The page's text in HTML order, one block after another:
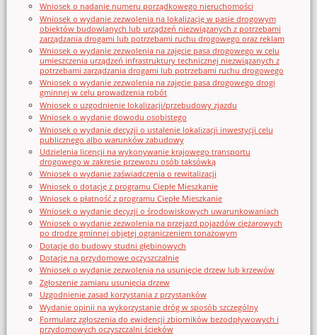
Wniosek o nadanie numeru porządkowego nieruchomości
Wniosek o wydanie zezwolenia na lokalizację w pasie drogowym
obiektów budowlanych lub urządzeń niezwiązanych z potrzebami
zarządzania drogami lub potrzebami ruchu drogowego oraz reklam
Wniosek o wydanie zezwolenia na zajęcie pasa drogowego w celu
umieszczenia urządzeń infrastruktury technicznej niezwiązanych z
potrzebami zarządzania drogami lub potrzebami ruchu drogowego
Wniosek o wydanie zezwolenia na zajęcie pasa drogowego drogi
gminnej w celu prowadzenia robót
Wniosek o uzgodnienie lokalizacji/przebudowy zjazdu
Wniosek o wydanie dowodu osobistego
Wniosek o wydanie decyzji o ustalenie lokalizacji inwestycji celu
publicznego albo warunków zabudowy
Udzielenia licencji na wykonywanie krajowego transportu
drogowego w zakresie przewozu osób taksówką
Wniosek o wydanie zaświadczenia o rewitalizacji
Wniosek o dotację z programu Ciepłe Mieszkanie
Wniosek o płatność z programu Ciepłe Mieszkanie
Wniosek o wydanie decyzji o środowiskowych uwarunkowaniach
Wniosek o wydanie zezwolenia na przejazd pojazdów ciężarowych
po drodze gminnej objętej ograniczeniem tonażowym
Dotacje do budowy studni głębinowych
Dotacje na przydomowe oczyszczalnie
Wniosek o wydanie zezwolenia na usunięcie drzew lub krzewów
Zgłoszenie zamiaru usunięcia drzew
Uzgodnienie zasad korzystania z przystanków
Wydanie opinii na wykorzystanie dróg w sposób szczególny
Formularz zgłoszenia do ewidencji zbiorników bezodpływowych i
przydomowych oczyszczalni ścieków